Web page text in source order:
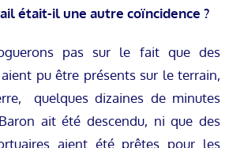
était-il une autre coïncidence ?
pas sur le fait que des
pu être présents sur le terrain,
quelques dizaines de minutes
ait été descendu, ni que des
aient été prêtes pour les